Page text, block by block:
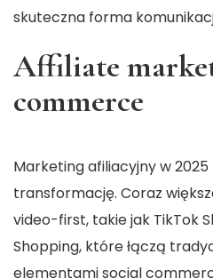
skuteczna forma
Affiliate
commerce
Marketing afiliacyjny w
transformację. Coraz
video-first, takie jak TikTok
Shopping, które łączą
elementami social